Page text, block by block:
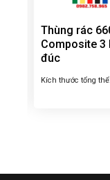
Thùng rác
Composite 3
đúc
Kích thước tổng